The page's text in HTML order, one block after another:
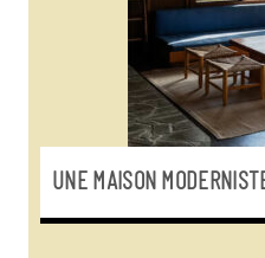
UNE MAISON